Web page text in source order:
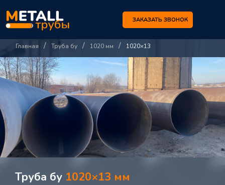
ЗАКАЗАТЬ ЗВОНОК
Главная / Труба бу / 1020 мм / 1020×13
Труба бу 1020×13 мм